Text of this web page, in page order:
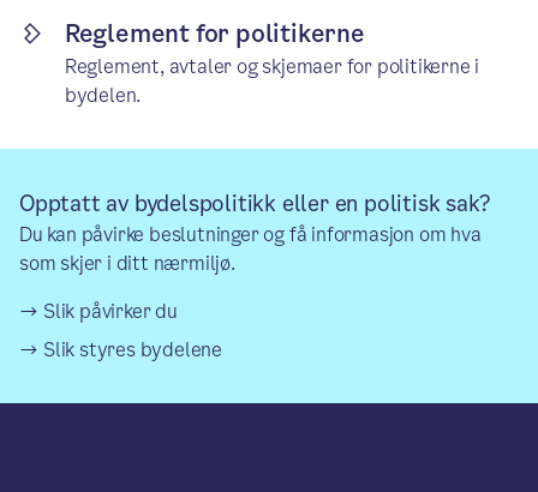
Reglement for politikerne
Reglement, avtaler og skjemaer for politikerne i
bydelen.
Opptatt av bydelspolitikk eller en politisk sak?
Du kan påvirke beslutninger og få informasjon om hva
som skjer i ditt nærmiljø.
Slik påvirker du
Slik styres bydelene